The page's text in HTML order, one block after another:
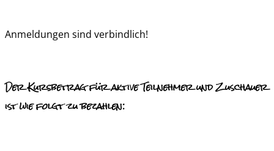
Anmeldungen sind verbindlich!
Der Kursbetrag für aktive Teilnehmer und Zuschauer
ist wie folgt zu bezahlen: